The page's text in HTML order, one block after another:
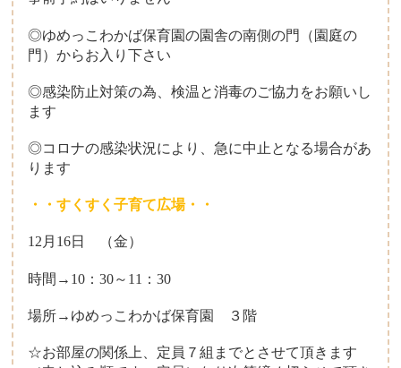
◎ゆめっこわかば保育園の園舎の南側の門（園庭の
門）からお入り下さい
◎感染防止対策の為、検温と消毒のご協力をお願いし
ます
◎コロナの感染状況により、急に中止となる場合があ
ります
・・すくすく子育て広場・・
12月16日 （金）
時間→10：30～11：30
場所→ゆめっこわかば保育園 ３階
☆お部屋の関係上、定員７組までとさせて頂きます